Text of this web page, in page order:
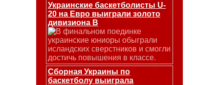
Украинские баскетболисты U-
20 на Евро выиграли золото
дивизиона В
В финальном поединке
украинские юниоры обыграли
исландских сверстников и смогли
достичь повышения в классе.
Сборная Украины по
баскетболу выиграла